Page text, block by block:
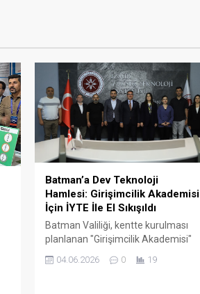
Batman’a Dev Teknoloji
Hamlesi: Girişimcilik Akademisi
İçin İYTE İle El Sıkışıldı
Batman Valiliği, kentte kurulması
planlanan "Girişimcilik Akademisi"
için Türkiye’nin en prestijli bilim
kurumlarından biri olan İzmir
04.06.2026 0 19